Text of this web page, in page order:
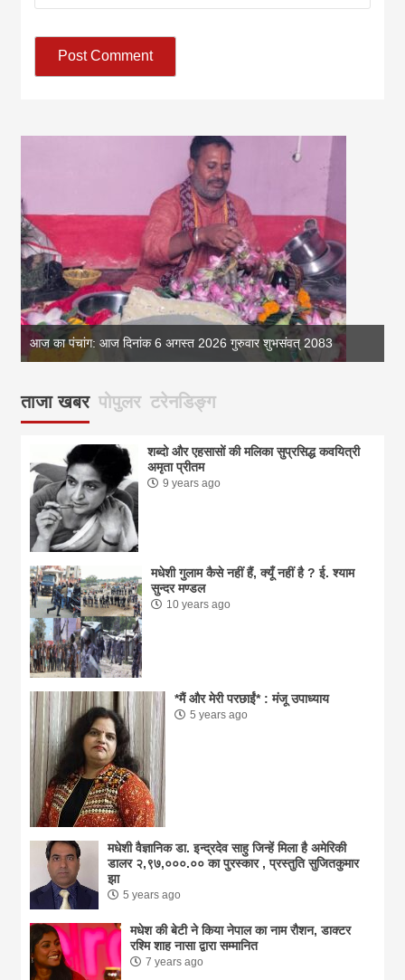
आज का पंचांग: आज दिनांक 6 अगस्त 2026 गुरुवार शुभसंवत् 2083
ताजा खबर पोपुलर टरेनडिङ्ग
शब्दो और एहसासों की मलिका सुप्रसिद्ध कवयित्री
अमृता प्रीतम
9 years ago
मधेशी गुलाम कैसे नहीं हैं, क्यूँ नहीं है ? ई. श्याम
सुन्दर मण्डल
10 years ago
*मैं और मेरी परछाईं* : मंजू उपाध्याय
5 years ago
मधेशी वैज्ञानिक डा. इन्द्रदेव साहु जिन्हें मिला है अमेरिकी
डालर २,९७,०००.०० का पुरस्कार , प्रस्तुति सुजितकुमार
झा
5 years ago
मधेश की बेटी ने किया नेपाल का नाम राैशन, डाक्टर
रश्मि शाह नासा द्वारा सम्मानित
7 years ago